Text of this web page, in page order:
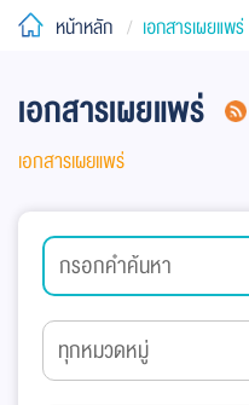
หน้าหลัก เอกสารเผยแพร่
เอกสารเผยแพร่
เอกสารเผยแพร่